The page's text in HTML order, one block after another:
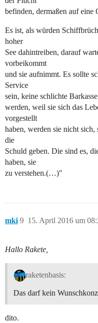
befinden, dermaßen auf eine
Es ist, als würden
hoher
See dahintreiben, darauf
vorbeikommt
und sie aufnimmt. Es sollte
Service
sein, keine schlichte
werden, weil sie sich das
vorgestellt
haben, werden sie nicht sich,
die
Schuld geben. Die sind es,
haben, sie
zu verstehen.(…)"
mki 15. April 2016 um
9
Hallo Rakete,
raketenbasis:
Das darf kein
dito.